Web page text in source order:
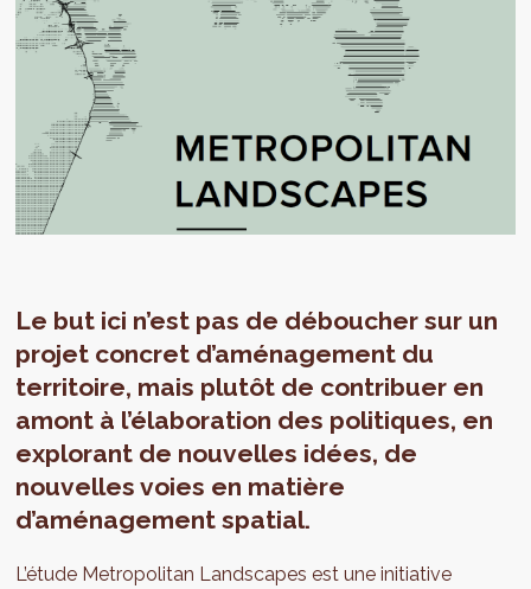
Le but ici n’est pas de déboucher sur un
projet concret d’aménagement du
territoire, mais plutôt de contribuer en
amont à l’élaboration des politiques, en
explorant de nouvelles idées, de
nouvelles voies en matière
d’aménagement spatial.
L’étude Metropolitan Landscapes est une initiative